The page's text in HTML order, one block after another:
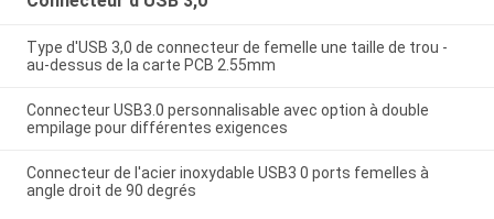
Type d'USB 3,0 de connecteur de femelle une taille de trou -
au-dessus de la carte PCB 2.55mm
Connecteur USB3.0 personnalisable avec option à double
empilage pour différentes exigences
Connecteur de l'acier inoxydable USB3 0 ports femelles à
angle droit de 90 degrés